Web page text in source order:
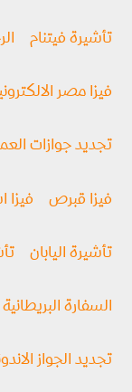
تأشيرة فيتنام
فيزا مصر
تجديد جوازات
فيزا قبرص فيزا
تأشيرة اليابان
السفارة البريطانية
تجديد الجواز